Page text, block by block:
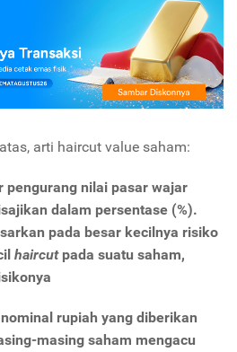
arti haircut value saham:
pengurang nilai pasar wajar
dalam persentase (%).
pada besar kecilnya risiko
haircutpada suatu saham,
rupiah yang diberikan
masing saham mengacu